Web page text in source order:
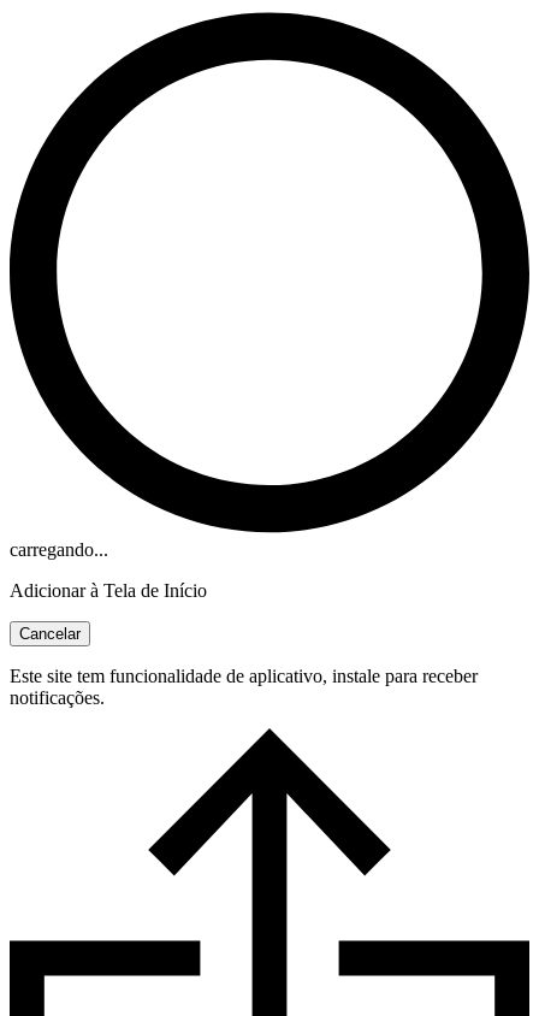
carregando...
Adicionar à Tela de Início
Cancelar
Este site tem funcionalidade de aplicativo, instale para receber
notificações.